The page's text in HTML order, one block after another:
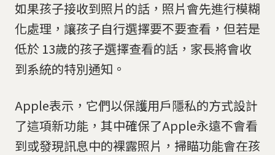
如果孩子接收到照片的話，照片會先進行模糊
化處理，讓孩子自行選擇要不要查看，但若是
低於 13歲的孩子選擇查看的話，家長將會收
到系統的特別通知。
Apple表示，它們以保護用戶隱私的方式設計
了這項新功能，其中確保了Apple永遠不會看
到或發現訊息中的裸露照片，掃瞄功能會在孩